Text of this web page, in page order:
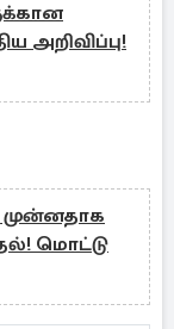
அறிவிப்பு!
முன்னதாக
மொட்டு